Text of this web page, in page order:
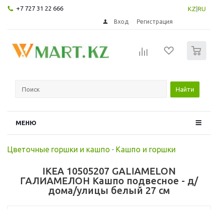
+7 727 31 22 666 KZ RU
Вход Регистрация
Найти
МЕНЮ
Цветочные горшки и кашпо - Кашпо и горшки
IKEA 10505207 GALIAMELON
ГАЛИАМЕЛОН Кашпо подвесное - д/
дома/улицы белый 27 см